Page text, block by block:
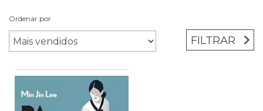
Ordenar por
FILTRAR